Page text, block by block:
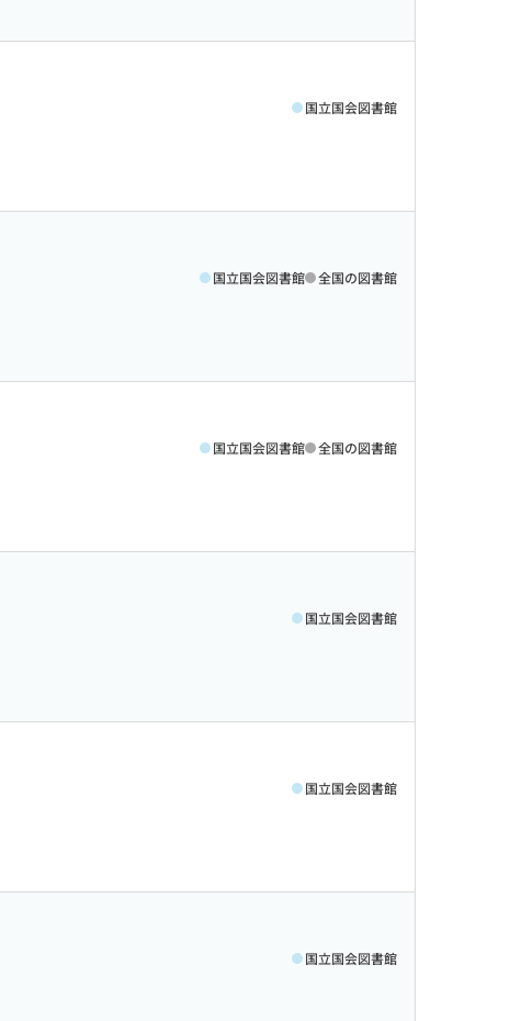
国立国会図書館
国立国会図書館 全国の図書館
国立国会図書館 全国の図書館
国立国会図書館
国立国会図書館
国立国会図書館